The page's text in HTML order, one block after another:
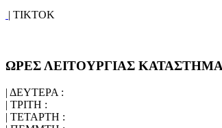
| TIKTOK
ΩΡΕΣ ΛΕΙΤΟΥΡΓΙΑΣ
| ΔΕΥΤΕΡΑ :
| ΤΡΙΤΗ :
| ΤΕΤΑΡΤΗ :